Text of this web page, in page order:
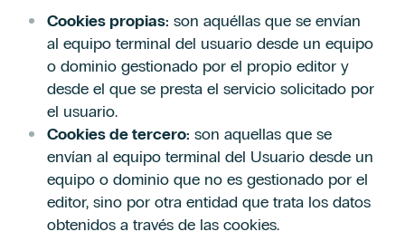
Cookies propias: son aquéllas que se envían
al equipo terminal del usuario desde un equipo
o dominio gestionado por el propio editor y
desde el que se presta el servicio solicitado por
el usuario.
Cookies de tercero: son aquellas que se
envían al equipo terminal del Usuario desde un
equipo o dominio que no es gestionado por el
editor, sino por otra entidad que trata los datos
obtenidos a través de las cookies.